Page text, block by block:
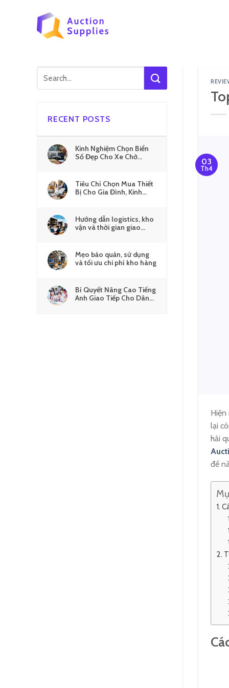
RECENT POSTS
Kinh Nghiệm Chọn Biển
Số Đẹp Cho Xe Chở
Tiêu Chí Chọn Mua Thiết
Bị Cho Gia Đình, Kinh
Hướng dẫn logistics, kho
vận và thời gian giao
Mẹo bảo quản, sử dụng
và tối ưu chi phí kho hàng
Bí Quyết Nâng Cao Tiếng
Anh Giao Tiếp Cho Dân
03
Th4
Hiện
lại
hải
đề